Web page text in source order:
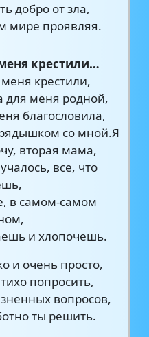
добро от зла,
мире проявляя.
крестили…
крестили,
для меня родной,
благословила,
со мной.Я
вторая мама,
все, что
в самом-самом
и хлопочешь.
и очень просто,
попросить,
вопросов,
ты решить.